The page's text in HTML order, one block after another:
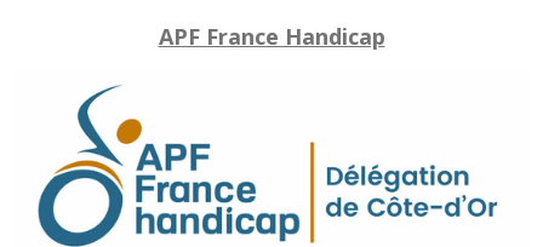
APF France Handicap